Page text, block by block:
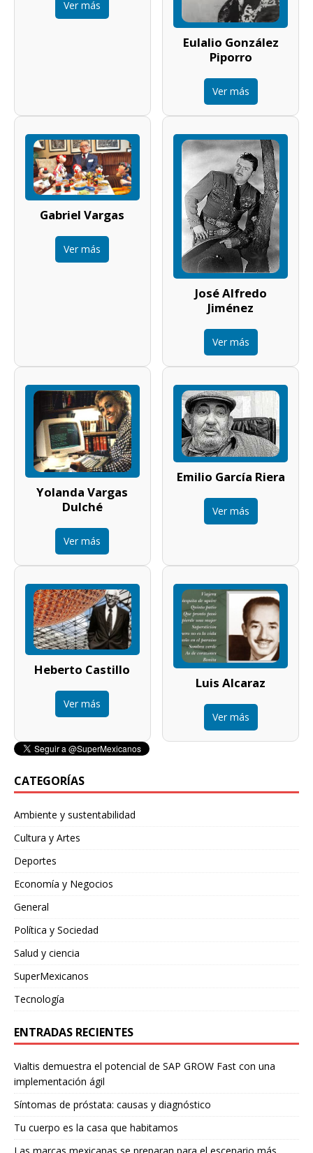
Ver más
Eulalio González
Piporro
Ver más
Gabriel Vargas
Ver más
José Alfredo
Jiménez
Ver más
Yolanda Vargas
Dulché
Ver más
Emilio García Riera
Ver más
Heberto Castillo
Ver más
Luis Alcaraz
Ver más
CATEGORÍAS
Ambiente y sustentabilidad
Cultura y Artes
Deportes
Economía y Negocios
General
Política y Sociedad
Salud y ciencia
SuperMexicanos
Tecnología
ENTRADAS RECIENTES
Vialtis demuestra el potencial de SAP GROW Fast con una
implementación ágil
Síntomas de próstata: causas y diagnóstico
Tu cuerpo es la casa que habitamos